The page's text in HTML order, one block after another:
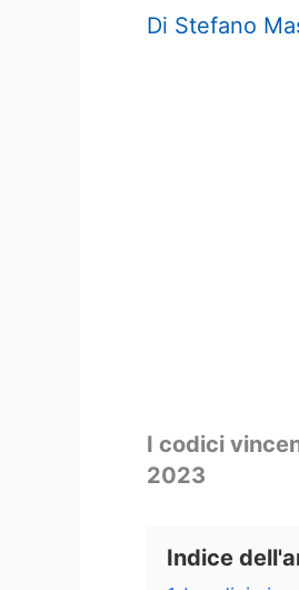
Di Stefano
I codici
2023
Indice